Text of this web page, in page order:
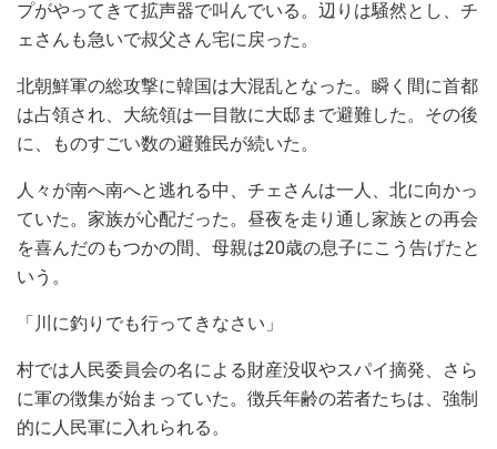
プがやってきて拡声器で叫んでいる。辺りは騒然とし、チ
ェさんも急いで叔父さん宅に戻った。
北朝鮮軍の総攻撃に韓国は大混乱となった。瞬く間に首都
は占領され、大統領は一目散に大邸まで避難した。その後
に、ものすごい数の避難民が続いた。
人々が南へ南へと逃れる中、チェさんは一人、北に向かっ
ていた。家族が心配だった。昼夜を走り通し家族との再会
を喜んだのもつかの間、母親は20歳の息子にこう告げたと
いう。
「川に釣りでも行ってきなさい」
村では人民委員会の名による財産没収やスパイ摘発、さら
に軍の徴集が始まっていた。徴兵年齢の若者たちは、強制
的に人民軍に入れられる。